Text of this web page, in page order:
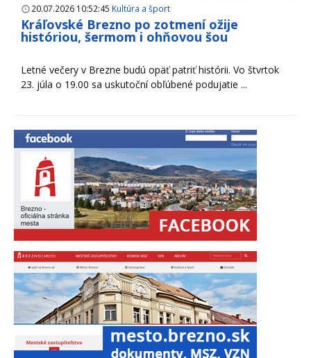
20.07.2026 10:52:45 Kultúra a šport
Kráľovské Brezno po zotmení ožije
históriou, šermom i ohňovou šou
Letné večery v Brezne budú opäť patriť histórii. Vo štvrtok
23. júla o 19.00 sa uskutoční obľúbené podujatie ...